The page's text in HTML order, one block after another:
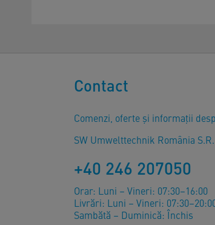
Contact
Comenzi, oferte și informații
SW Umwelttechnik România
+40 246 207050
Orar: Luni – Vineri: 07:30–16:00
Livrări: Luni – Vineri:
Sambătă – Duminică: Închis